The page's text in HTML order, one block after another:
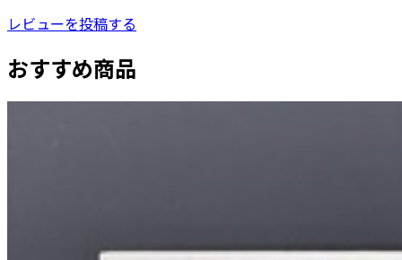
レビューを投稿する
おすすめ商品